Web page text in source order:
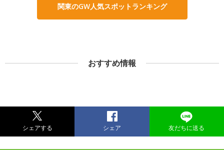
関東のGW人気スポットランキング
おすすめ情報
シェアする シェア 友だちに送る